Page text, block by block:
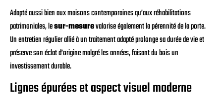
Adapté aussi bien aux maisons contemporaines qu’aux réhabilitations
patrimoniales, lesur-mesurevalorise également la pérennité de la porte.
Un entretien régulier allié à un traitement adapté prolonge sa durée de vie et
préserve son éclat d’origine malgré les années, faisant du bois un
investissement durable.
Lignes épurées et aspect visuel moderne